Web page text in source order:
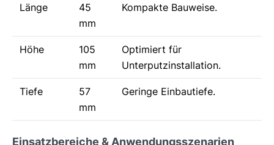
Länge
45
mm
Kompakte Bauweise.
Höhe
105
mm
Optimiert für
Unterputzinstallation.
Tiefe
57
mm
Geringe Einbautiefe.
Einsatzbereiche & Anwendungsszenarien